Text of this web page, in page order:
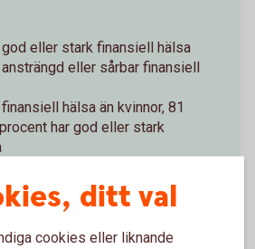
eller stark finansiell hälsa
eller sårbar finansiell
hälsa än kvinnor, 81
har god eller stark
god eller stark finansiell hälsa
har 67 procent god eller
ditt val
cookies eller liknande